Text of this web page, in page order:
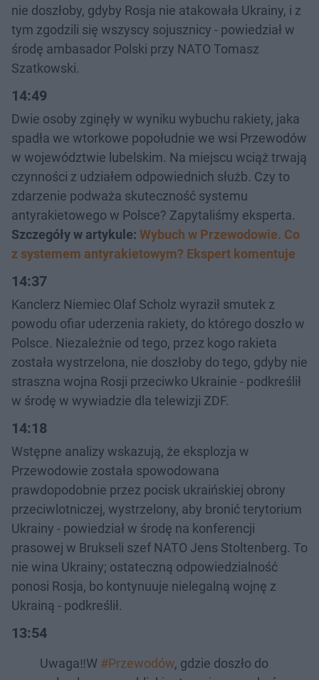
nie doszłoby, gdyby Rosja nie atakowała Ukrainy, i z
tym zgodzili się wszyscy sojusznicy - powiedział w
środę ambasador Polski przy NATO Tomasz
Szatkowski.
14:49
Dwie osoby zginęły w wyniku wybuchu rakiety, jaka
spadła we wtorkowe popołudnie we wsi Przewodów
w województwie lubelskim. Na miejscu wciąż trwają
czynności z udziałem odpowiednich służb. Czy to
zdarzenie podważa skuteczność systemu
antyrakietowego w Polsce? Zapytaliśmy eksperta.
Szczegóły w artykule: Wybuch w Przewodowie. Co
z systemem antyrakietowym? Ekspert komentuje
14:37
Kanclerz Niemiec Olaf Scholz wyraził smutek z
powodu ofiar uderzenia rakiety, do którego doszło w
Polsce. Niezależnie od tego, przez kogo rakieta
została wystrzelona, nie doszłoby do tego, gdyby nie
straszna wojna Rosji przeciwko Ukrainie - podkreślił
w środę w wywiadzie dla telewizji ZDF.
14:18
Wstępne analizy wskazują, że eksplozja w
Przewodowie została spowodowana
prawdopodobnie przez pocisk ukraińskiej obrony
przeciwlotniczej, wystrzelony, aby bronić terytorium
Ukrainy - powiedział w środę na konferencji
prasowej w Brukseli szef NATO Jens Stoltenberg. To
nie wina Ukrainy; ostateczną odpowiedzialność
ponosi Rosja, bo kontynuuje nielegalną wojnę z
Ukrainą - podkreślił.
13:54
Uwaga‼️W #Przewodów, gdzie doszło do